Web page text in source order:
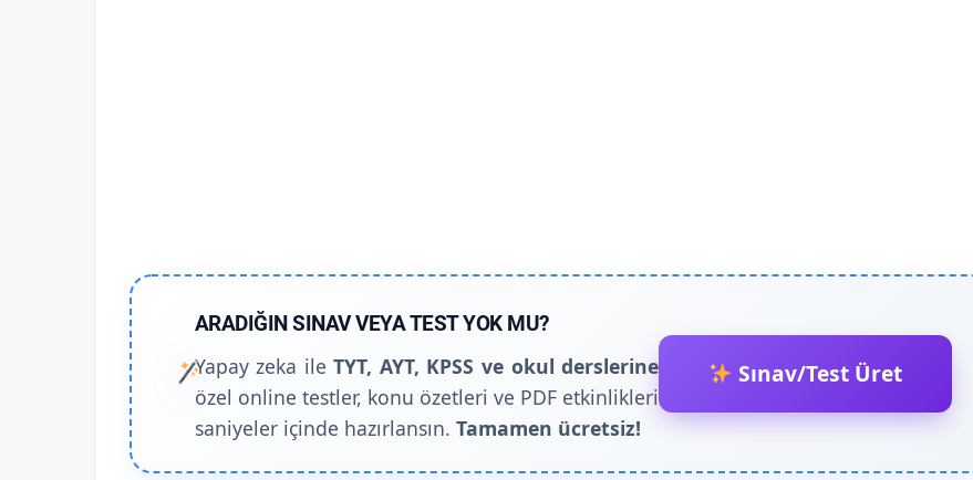
ARADIĞIN SINAV VEYA TEST YOK MU?
Yapay zeka ileTYT, AYT, KPSS ve okul derslerine
özel online testler, konu özetleri ve PDF etkinlikleri
saniyeler içinde hazırlansın. Tamamen ücretsiz!
Sınav/Test Üret